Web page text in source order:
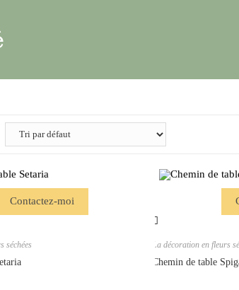
Contactez-moi
séchées La décoration en fleurs
Chemin de table